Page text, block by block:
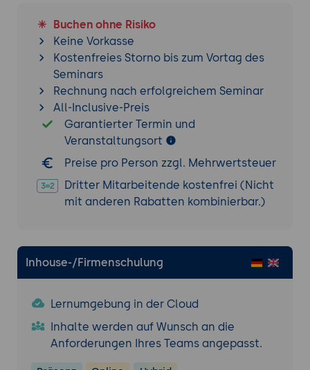
Lösungen in bestehende
Geschäftsprozesse
Nutzung von APIs und
Automatisierungstools zur Verbindung mit
IT-Systemen
Strategische Planung zur Skalierung und
Weiterentwicklung von Physical AI-
Projekten
Fallstudien zu erfolgreichen
Integrationsstrategien in
unterschiedlichen Branchen
Diskussion aktueller Trends wie Edge AI,
Robotik und autonomer Systeme
Ausblick auf zukünftige technologische
Entwicklungen im Bereich Physical AI
Strategische Überlegungen zur
Weiterentwicklung und
Innovationsförderung
Chancen und Risiken für Unternehmen im
Buchen ohne Risiko
Keine Vorkasse
Kostenfreies Storno bis zum Vortag des
Seminars
Rechnung nach erfolgreichem Seminar
All-Inclusive-Preis
Garantierter Termin und
Veranstaltungsort
Preise pro Person zzgl. Mehrwertsteuer
Dritter Mitarbeitende kostenfrei (Nicht
mit anderen Rabatten kombinierbar.)
Inhouse-/Firmenschulung
Lernumgebung in der Cloud
Inhalte werden auf Wunsch an die
Anforderungen Ihres Teams angepasst.